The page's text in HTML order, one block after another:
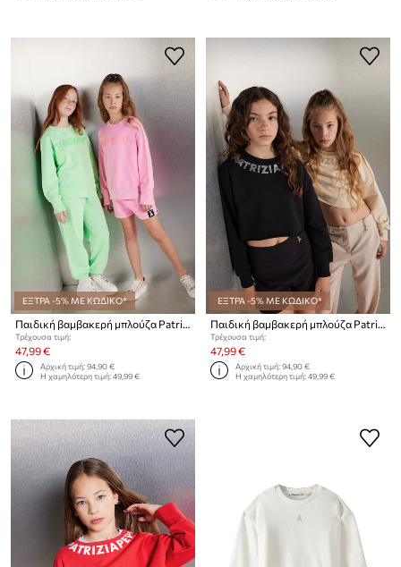
ΕΞΤΡΑ -5% ΜΕ ΚΩΔΙΚΟ*
Τρέχουσα τιμή:
47,99 €
Αρχική τιμή:94,90 €
Η χαμηλότερη τιμή:49,99 €
ΕΞΤΡΑ -5% ΜΕ ΚΩΔΙΚΟ*
Τρέχουσα τιμή:
47,99 €
Αρχική τιμή:94,90 €
Η χαμηλότερη τιμή:49,99 €